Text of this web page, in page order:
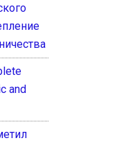
and